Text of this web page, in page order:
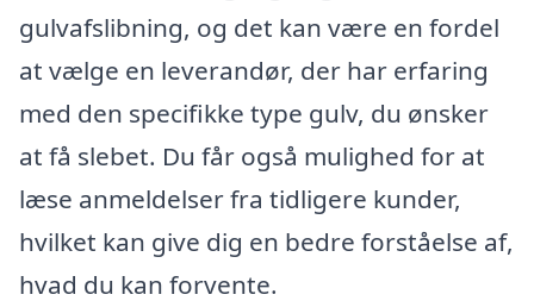
gulvafslibning, og det kan være en fordel
at vælge en leverandør, der har erfaring
med den specifikke type gulv, du ønsker
at få slebet. Du får også mulighed for at
læse anmeldelser fra tidligere kunder,
hvilket kan give dig en bedre forståelse af,
hvad du kan forvente.